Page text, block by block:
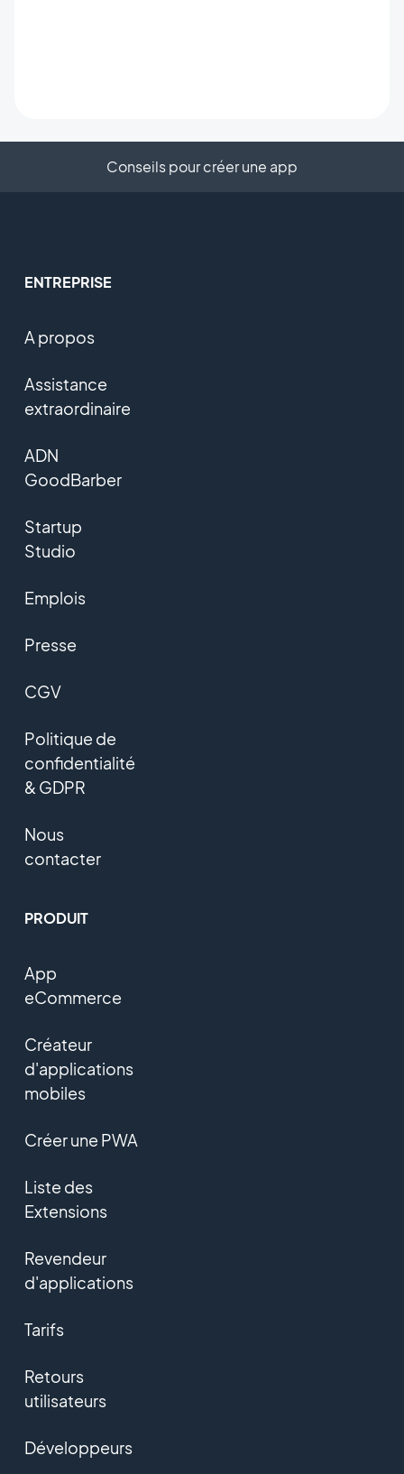
Conseils pour créer une app
ENTREPRISE
A propos
Assistance
extraordinaire
ADN
GoodBarber
Startup
Studio
Emplois
Presse
CGV
Politique de
confidentialité
& GDPR
Nous
contacter
PRODUIT
App
eCommerce
Créateur
d'applications
mobiles
Créer une PWA
Liste des
Extensions
Revendeur
d'applications
Tarifs
Retours
utilisateurs
Développeurs